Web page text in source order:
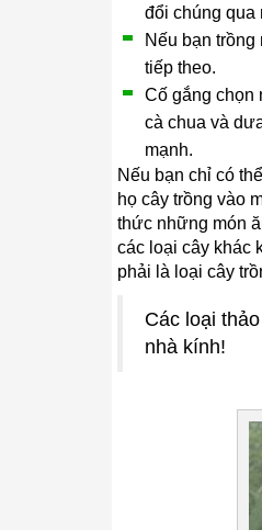
đổi chúng qua
Nếu bạn
tiếp theo.
Cố gắng chọn
cà chua và
mạnh.
Nếu bạn chỉ có
họ cây trồng vào
thức những món
các loại cây khác
phải là loại cây
Các loại
nhà kính!